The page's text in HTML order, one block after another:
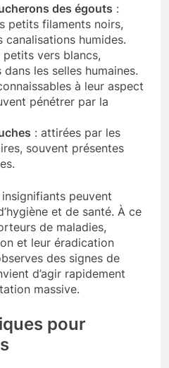
des égouts :
petits filaments noirs,
canalisations humides.
petits vers blancs,
les selles humaines.
à leur aspect
pénétrer par la
: attirées par les
souvent présentes
peuvent
et de santé. À ce
de maladies,
et leur éradication
des signes de
d’agir rapidement
massive.
pour